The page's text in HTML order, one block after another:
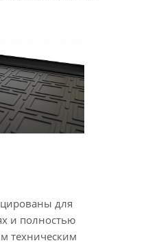
для
и полностью
техническим